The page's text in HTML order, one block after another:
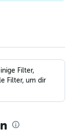
Filter,
Filter, um dir